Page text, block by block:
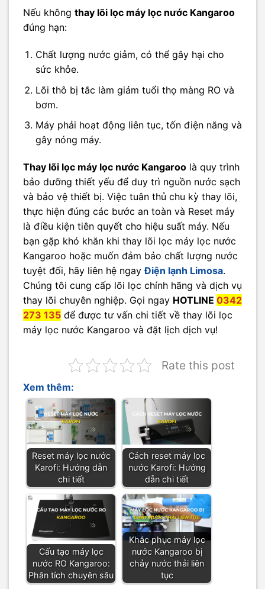
Nếu không thay lõi lọc máy lọc nước Kangaroo
đúng hạn:
Chất lượng nước giảm, có thể gây hại cho
sức khỏe.
Lõi thô bị tắc làm giảm tuổi thọ màng RO và
bơm.
Máy phải hoạt động liên tục, tốn điện năng và
gây nóng máy.
Thay lõi lọc máy lọc nước Kangaroo là quy trình
bảo dưỡng thiết yếu để duy trì nguồn nước sạch
và bảo vệ thiết bị. Việc tuân thủ chu kỳ thay lõi,
thực hiện đúng các bước an toàn và Reset máy
là điều kiện tiên quyết cho hiệu suất máy. Nếu
bạn gặp khó khăn khi thay lõi lọc máy lọc nước
Kangaroo hoặc muốn đảm bảo chất lượng nước
tuyệt đối, hãy liên hệ ngayĐiện lạnh Limosa.
Chúng tôi cung cấp lõi lọc chính hãng và dịch vụ
thay lõi chuyên nghiệp. Gọi ngay HOTLINE 0342
273 135 để được tư vấn chi tiết về thay lõi lọc
máy lọc nước Kangaroo và đặt lịch dịch vụ!
Rate this post
Xem thêm:
Reset máy lọc nước
Karofi: Hướng dẫn
chi tiết
Cách reset máy lọc
nước Karofi: Hướng
dẫn chi tiết
Cấu tạo máy lọc
nước RO Kangaroo:
Phân tích chuyên sâu
Khắc phục máy lọc
nước Kangaroo bị
chảy nước thải liên
tục